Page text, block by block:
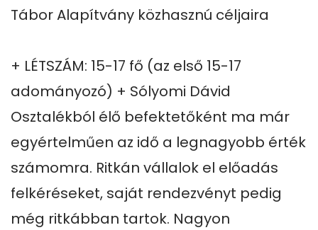
Tábor Alapítvány közhasznú céljaira
+ LÉTSZÁM: 15-17 fő (az első 15-17
adományozó) + Sólyomi Dávid
Osztalékból élő befektetőként ma már
egyértelműen az idő a legnagyobb érték
számomra. Ritkán vállalok el előadás
felkéréseket, saját rendezvényt pedig
még ritkábban tartok. Nagyon